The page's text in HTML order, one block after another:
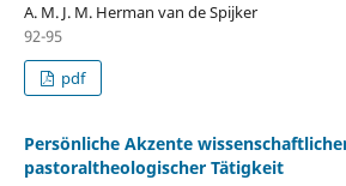
A. M. J. M. Herman van de Spijker
92-95
pdf
Persönliche Akzente
pastoraltheologischer Tätigkeit